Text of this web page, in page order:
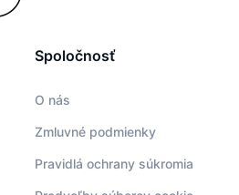
Spoločnosť
O nás
Zmluvné podmienky
Pravidlá ochrany súkromia